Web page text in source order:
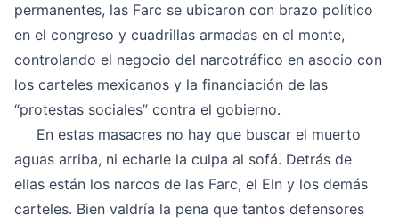
permanentes, las Farc se ubicaron con brazo político
en el congreso y cuadrillas armadas en el monte,
controlando el negocio del narcotráfico en asocio con
los carteles mexicanos y la financiación de las
“protestas sociales” contra el gobierno.
En estas masacres no hay que buscar el muerto
aguas arriba, ni echarle la culpa al sofá. Detrás de
ellas están los narcos de las Farc, el Eln y los demás
carteles. Bien valdría la pena que tantos defensores